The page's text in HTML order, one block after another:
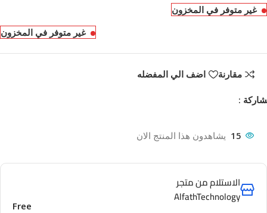
غير متوفر في المخزون
غير متوفر في المخزون
مقارنة اضف الي المفضله
:
15 يشاهدون هذا المنتج الان
الاستلام من متجر
AlfathTechnology
Free